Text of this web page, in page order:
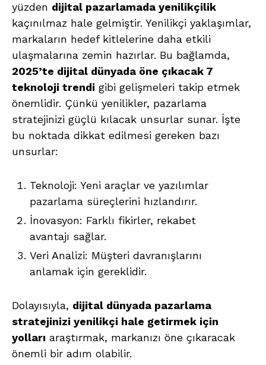
yüzden dijital pazarlamada yenilikçilik
kaçınılmaz hale gelmiştir. Yenilikçi yaklaşımlar,
markaların hedef kitlelerine daha etkili
ulaşmalarına zemin hazırlar. Bu bağlamda,
2025’te dijital dünyada öne çıkacak 7
teknoloji trendi gibi gelişmeleri takip etmek
önemlidir. Çünkü yenilikler, pazarlama
stratejinizi güçlü kılacak unsurlar sunar. İşte
bu noktada dikkat edilmesi gereken bazı
unsurlar:
Teknoloji: Yeni araçlar ve yazılımlar
pazarlama süreçlerini hızlandırır.
İnovasyon: Farklı fikirler, rekabet
avantajı sağlar.
Veri Analizi: Müşteri davranışlarını
anlamak için gereklidir.
Dolayısıyla, dijital dünyada pazarlama
stratejinizi yenilikçi hale getirmek için
yolları araştırmak, markanızı öne çıkaracak
önemli bir adım olabilir.